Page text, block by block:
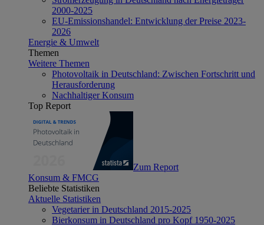
2000-2025
EU-Emissionshandel: Entwicklung der Preise 2023-
2026
Energie & Umwelt
Themen
Weitere Themen
Photovoltaik in Deutschland: Zwischen Fortschritt und
Herausforderung
Nachhaltiger Konsum
Top Report
Zum Report
Konsum & FMCG
Beliebte Statistiken
Aktuelle Statistiken
Vegetarier in Deutschland 2015-2025
Bierkonsum in Deutschland pro Kopf 1950-2025